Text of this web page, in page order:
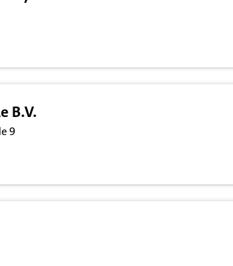
B.V.
9